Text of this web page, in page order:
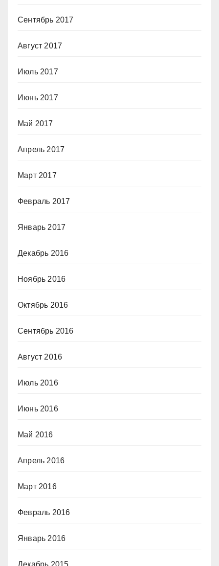
Сентябрь 2017
Август 2017
Июль 2017
Июнь 2017
Май 2017
Апрель 2017
Март 2017
Февраль 2017
Январь 2017
Декабрь 2016
Ноябрь 2016
Октябрь 2016
Сентябрь 2016
Август 2016
Июль 2016
Июнь 2016
Май 2016
Апрель 2016
Март 2016
Февраль 2016
Январь 2016
Декабрь 2015